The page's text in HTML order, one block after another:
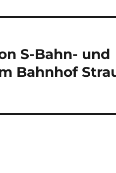
S-Bahn- und
Bahnhof